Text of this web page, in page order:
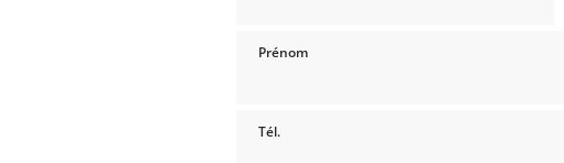
Prénom
Tél.